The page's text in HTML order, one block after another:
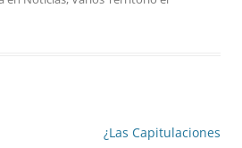
¿Las Capitulaciones